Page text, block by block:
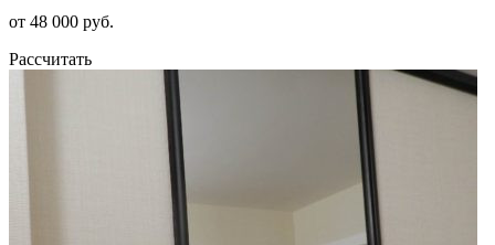
от 48 000 руб.
Рассчитать